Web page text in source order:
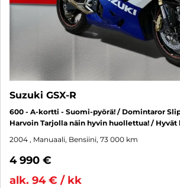
Suzuki GSX-R
600 - A-kortti - Suomi-pyörä! / Domintaror
Harvoin Tarjolla näin hyvin huollettua! / Hyvät
2004 , Manuaali, Bensiini, 73 000 km
4 990 €
alk. 94 € / kk